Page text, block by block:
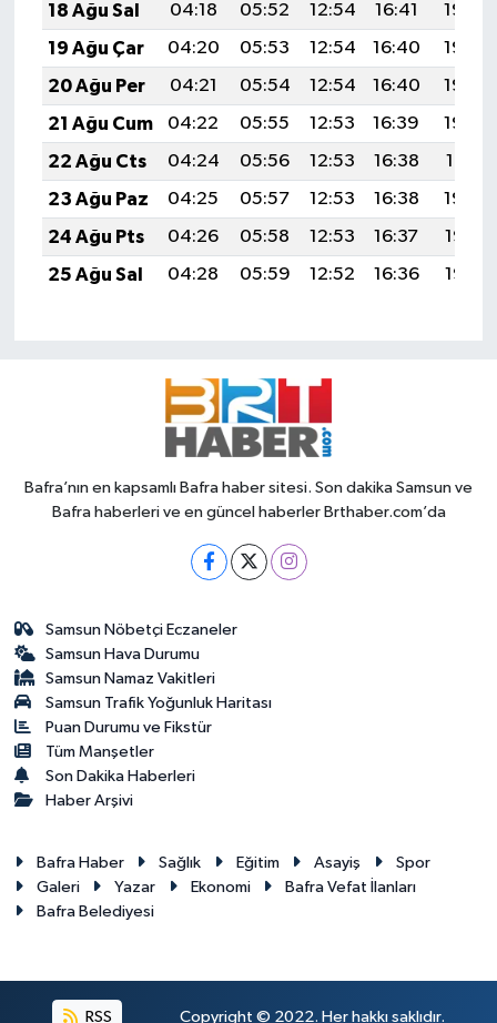
18 Ağu Sal
04:18 05:52 12:54 16:41
19:46
19 Ağu Çar
04:20 05:53 12:54 16:40
19:45
20 Ağu Per
04:21 05:54 12:54 16:40
19:43
21 Ağu Cum
04:22 05:55 12:53 16:39
19:42
22 Ağu Cts
04:24 05:56 12:53 16:38
19:41
23 Ağu Paz
04:25 05:57 12:53 16:38
19:39
24 Ağu Pts
04:26 05:58 12:53 16:37
19:38
25 Ağu Sal
04:28 05:59 12:52 16:36 19:36
Bafra’nın en kapsamlı Bafra haber sitesi. Son dakika Samsun ve
Bafra haberleri ve en güncel haberler Brthaber.com’da
Samsun Nöbetçi Eczaneler
Samsun Hava Durumu
Samsun Namaz Vakitleri
Samsun Trafik Yoğunluk Haritası
Puan Durumu ve Fikstür
Tüm Manşetler
Son Dakika Haberleri
Haber Arşivi
Bafra Haber Sağlık Eğitim Asayiş
Spor
Galeri
Yazar Ekonomi
Bafra Vefat İlanları
Bafra Belediyesi
RSS Copyright © 2022. Her hakkı saklıdır.